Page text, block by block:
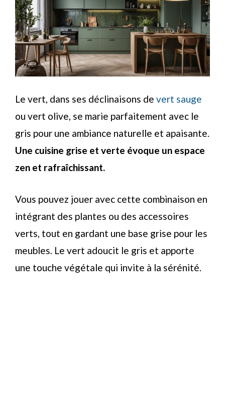
Le vert, dans ses déclinaisons de vert sauge
ou vert olive, se marie parfaitement avec le
gris pour une ambiance naturelle et apaisante.
Une cuisine grise et verte évoque un espace
zen et rafraîchissant.
Vous pouvez jouer avec cette combinaison en
intégrant des plantes ou des accessoires
verts, tout en gardant une base grise pour les
meubles. Le vert adoucit le gris et apporte
une touche végétale qui invite à la sérénité.